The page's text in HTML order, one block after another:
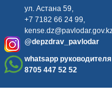
ул. Астана 59,
+7 7182 66 24 99,
@depzdrav_pavlodar
whatsapp руководителя
8705 447 52 52